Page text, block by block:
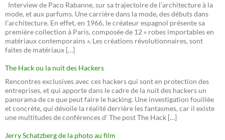
Interview de Paco Rabanne, sur sa trajectoire de l’architecture à la
mode, et aux parfums. Une carrière dans la mode, des débuts dans
l’architecture. En effet, en 1966, le créateur espagnol présente sa
première collection à Paris, composée de 12 « robes importables en
matériaux contemporains ». Les créations révolutionnaires, sont
faites de matériaux […]
The Hack ou la nuit des Hackers
Rencontres exclusives avec ces hackers qui sont en protection des
entreprises, et qui apporte dans le cadre de la nuit des hackers un
panorama de ce que peut faire le hacking. Une investigation fouillée
et concrète, qui dévoile la réalité derrière les fantasmes, car il existe
une multitudes de conférences d’ The post The Hack […]
Jerry Schatzberg de la photo au film